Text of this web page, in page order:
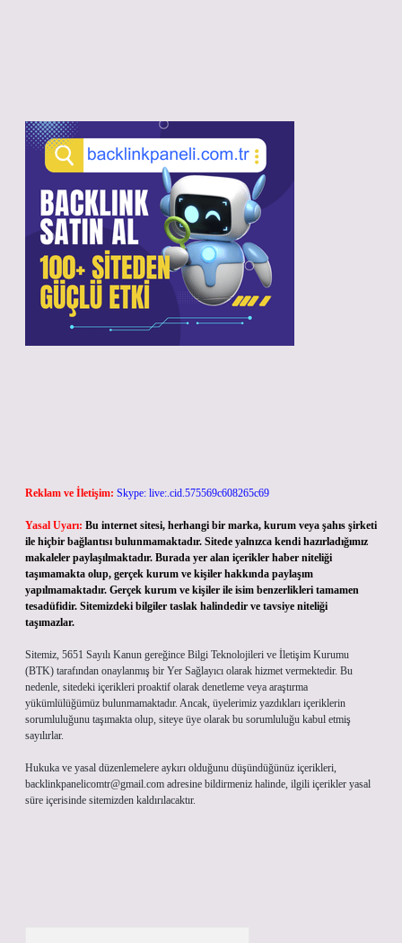
Reklam ve İletişim: Skype: live:.cid.575569c608265c69
Yasal Uyarı: Bu internet sitesi, herhangi bir marka, kurum veya şahıs şirketi
ile hiçbir bağlantısı bulunmamaktadır. Sitede yalnızca kendi hazırladığımız
makaleler paylaşılmaktadır. Burada yer alan içerikler haber niteliği
taşımamakta olup, gerçek kurum ve kişiler hakkında paylaşım
yapılmamaktadır. Gerçek kurum ve kişiler ile isim benzerlikleri tamamen
tesadüfidir. Sitemizdeki bilgiler taslak halindedir ve tavsiye niteliği
taşımazlar.
Sitemiz, 5651 Sayılı Kanun gereğince Bilgi Teknolojileri ve İletişim Kurumu
(BTK) tarafından onaylanmış bir Yer Sağlayıcı olarak hizmet vermektedir. Bu
nedenle, sitedeki içerikleri proaktif olarak denetleme veya araştırma
yükümlülüğümüz bulunmamaktadır. Ancak, üyelerimiz yazdıkları içeriklerin
sorumluluğunu taşımakta olup, siteye üye olarak bu sorumluluğu kabul etmiş
sayılırlar.
Hukuka ve yasal düzenlemelere aykırı olduğunu düşündüğünüz içerikleri,
backlinkpanelicomtr@gmail.com adresine bildirmeniz halinde, ilgili içerikler yasal
süre içerisinde sitemizden kaldırılacaktır.